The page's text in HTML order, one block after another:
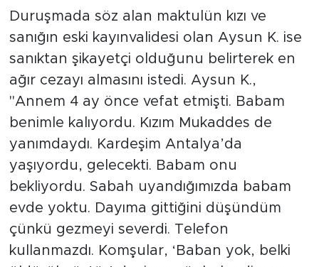
Duruşmada söz alan maktulün kızı ve
sanığın eski kayınvalidesi olan Aysun K. ise
sanıktan şikayetçi olduğunu belirterek en
ağır cezayı almasını istedi. Aysun K.,
"Annem 4 ay önce vefat etmişti. Babam
benimle kalıyordu. Kızım Mukaddes de
yanımdaydı. Kardeşim Antalya’da
yaşıyordu, gelecekti. Babam onu
bekliyordu. Sabah uyandığımızda babam
evde yoktu. Dayıma gittiğini düşündüm
çünkü gezmeyi severdi. Telefon
kullanmazdı. Komşular, ‘Baban yok, belki